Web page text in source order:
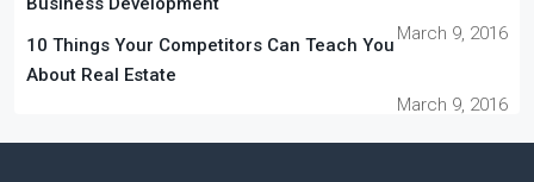
March 9, 2016
10 Things Your Competitors Can Teach You
About Real Estate
March 9, 2016